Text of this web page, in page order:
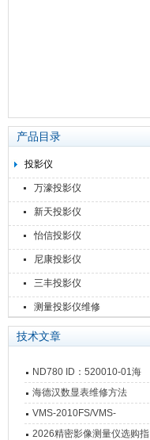
产品目录
投影仪
万濠投影仪
新天投影仪
怡信投影仪
尼康投影仪
三丰投影仪
测量投影仪维修
技术文章
ND780 ID：520010-01海
德汉数显表故障维修内容
海德汉数显表维修方法
VMS-2010FS/VMS-
3020FS/VMS-4030FS手动
2026精密影像测量仪选购指